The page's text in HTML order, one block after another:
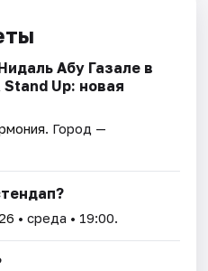
Абу Газале в
Up: новая
. Город —
• среда • 19:00.